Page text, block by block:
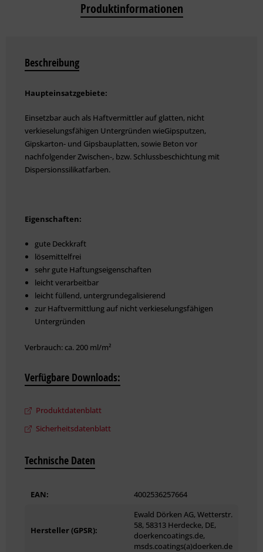
Produktinformationen
Beschreibung
Haupteinsatzgebiete:
Einsetzbar auch als Haftvermittler auf glatten, nicht
verkieselungsfähigen Untergründen wieGipsputzen,
Gipskarton- und Gipsbauplatten, sowie Beton vor
nachfolgender Zwischen-, bzw. Schlussbeschichtung mit
Dispersionssilikatfarben.
Eigenschaften:
gute Deckkraft
lösemittelfrei
sehr gute Haftungseigenschaften
leicht verarbeitbar
leicht füllend, untergrundegalisierend
zur Haftvermittlung auf nicht verkieselungsfähigen
Untergründen
Verbrauch: ca. 200 ml/m²
können Sie dem Produktdatenblatt entnehmen.
Verfügbare Downloads:
Produktdatenblatt
Sicherheitsdatenblatt
Technische Daten
EAN: 4002536257664
Hersteller (GPSR):
Ewald Dörken AG, Wetterstr.
58, 58313 Herdecke, DE,
doerkencoatings.de,
msds.coatings(a)doerken.de